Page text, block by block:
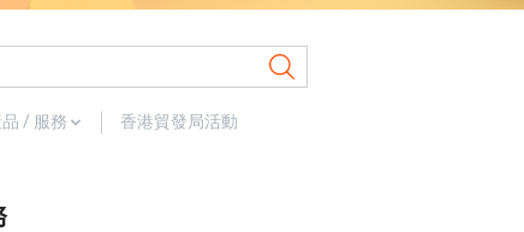
品 / 服務 香港貿發局活動